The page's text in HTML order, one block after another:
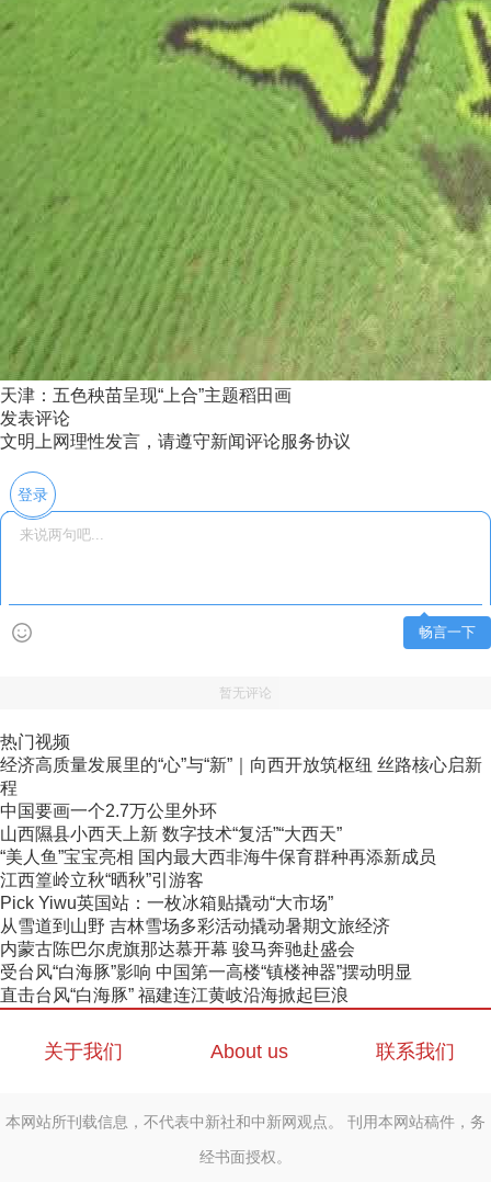
天津：五色秧苗呈现“上合”主题稻田画
发表评论
文明上网理性发言，请遵守新闻评论服务协议
登录
畅言一下
暂无评论
热门视频
经济高质量发展里的“心”与“新”｜向西开放筑枢纽 丝路核心启新
程
中国要画一个2.7万公里外环
山西隰县小西天上新 数字技术“复活”“大西天”
“美人鱼”宝宝亮相 国内最大西非海牛保育群种再添新成员
江西篁岭立秋“晒秋”引游客
Pick Yiwu英国站：一枚冰箱贴撬动“大市场”
从雪道到山野 吉林雪场多彩活动撬动暑期文旅经济
内蒙古陈巴尔虎旗那达慕开幕 骏马奔驰赴盛会
受台风“白海豚”影响 中国第一高楼“镇楼神器”摆动明显
直击台风“白海豚” 福建连江黄岐沿海掀起巨浪
关于我们 About us 联系我们
本网站所刊载信息，不代表中新社和中新网观点。 刊用本网站稿件，务
经书面授权。